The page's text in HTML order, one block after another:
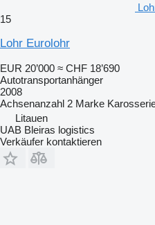
15
Lohr Eurolohr
EUR 20’000 ≈ CHF 18’690
Autotransportanhänger
2008
Achsenanzahl 2 Marke
Litauen
UAB Bleiras logistics
Verkäufer kontaktieren